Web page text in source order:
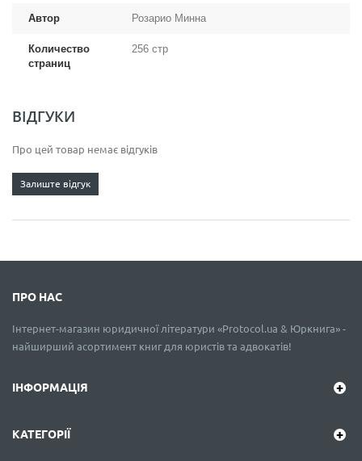
Автор Розарио Минна
Количество
страниц
256 стр
ВІДГУКИ
Про цей товар немає відгуків
Залиште відгук
ПРО НАС
Інтернет-магазин юридичної літератури «Protocol.ua & Юркнига» -
найширший асортимент книг для юристів та адвокатів!
ІНФОРМАЦІЯ
КАТЕГОРІЇ